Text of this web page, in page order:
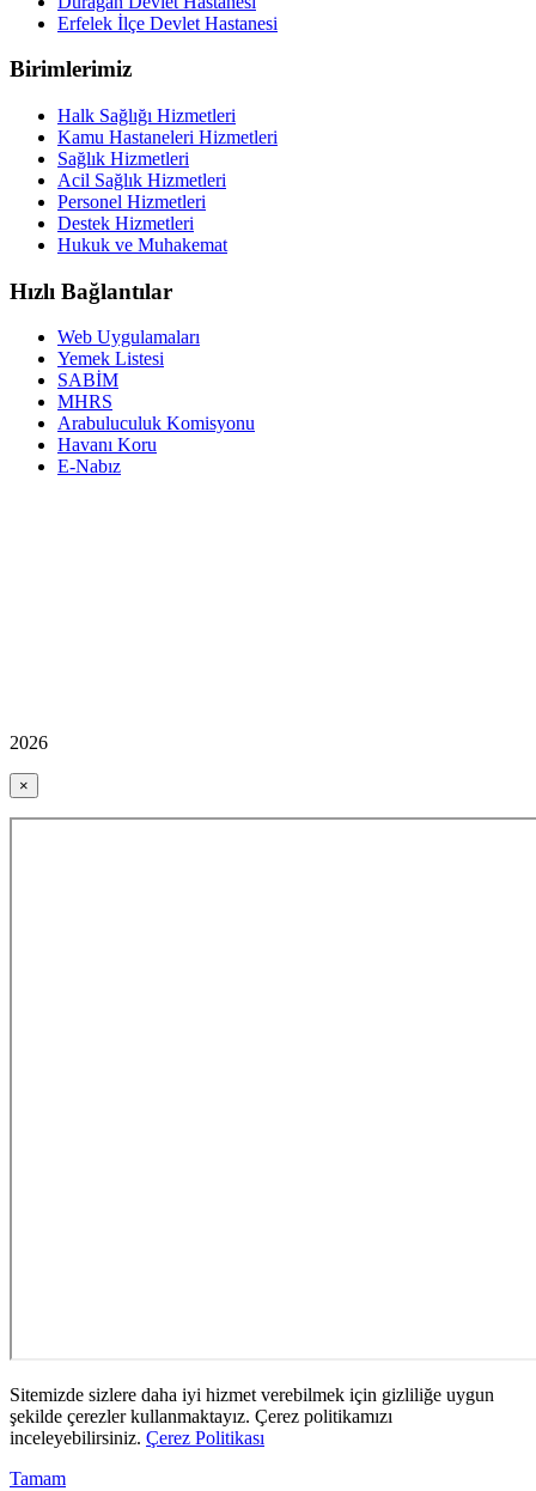
Erfelek İlçe Devlet Hastanesi
Birimlerimiz
Halk Sağlığı Hizmetleri
Kamu Hastaneleri Hizmetleri
Sağlık Hizmetleri
Acil Sağlık Hizmetleri
Personel Hizmetleri
Destek Hizmetleri
Hukuk ve Muhakemat
Hızlı Bağlantılar
Web Uygulamaları
Yemek Listesi
SABİM
MHRS
Arabuluculuk Komisyonu
Havanı Koru
E-Nabız
2026
×
Sitemizde sizlere daha iyi hizmet verebilmek için gizliliğe uygun
şekilde çerezler kullanmaktayız. Çerez politikamızı
inceleyebilirsiniz. Çerez Politikası
Tamam